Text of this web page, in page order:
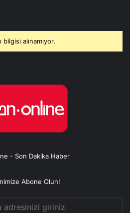
alınamıyor.
- Son Dakika Haber
Abone Olun!